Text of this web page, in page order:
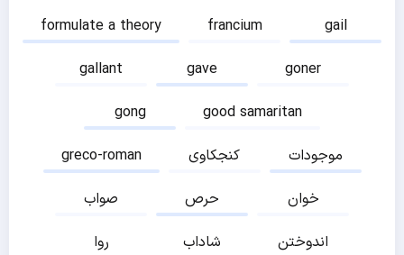
formulate a theory
francium
gail
gallant
gave
goner
gong
good samaritan
greco-roman
کنجکاوی
موجودات
صواب
حرص
خوان
روا
شاداب
اندوختن